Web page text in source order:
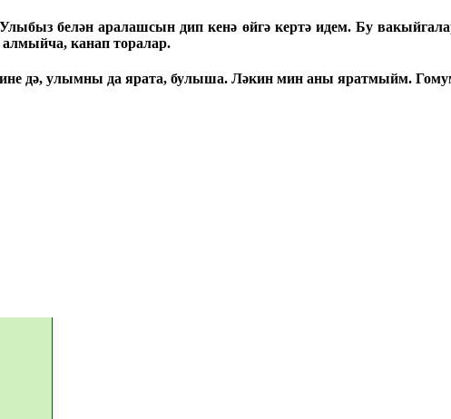
белән аралашсын дип кенә өйгә кертә идем. Бу
алмыйча, канап торалар.
дә, улымны да ярата, булыша. Ләкин мин аны яратмыйм.